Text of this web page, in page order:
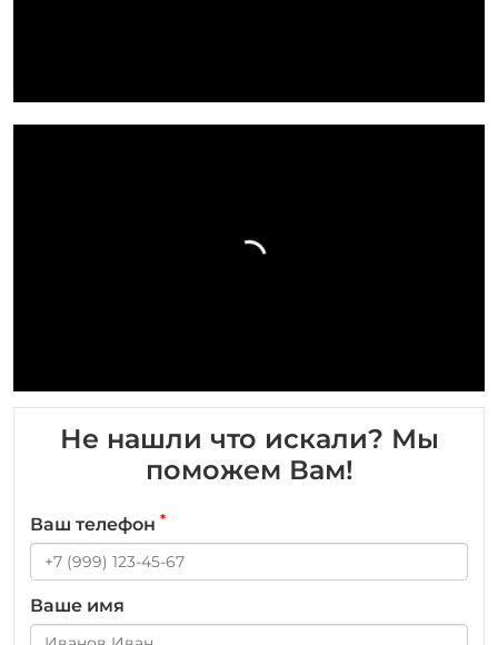
Не нашли что искали? Мы
поможем Вам!
Ваш телефон *
Ваше имя